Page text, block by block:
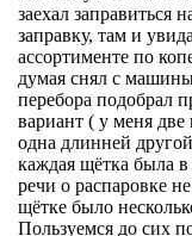
заехал заправиться
заправку, там и
ассортименте по
думая снял с
перебора подобрал
вариант ( у меня
одна длинней
каждая щётка была в
речи о распаровке
щётке было
Пользуемся до сих